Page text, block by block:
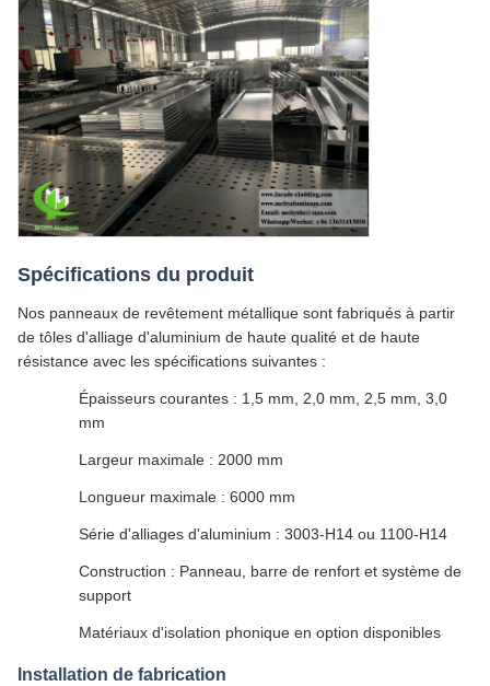
Spécifications du produit
Nos panneaux de revêtement métallique sont fabriqués à partir
de tôles d'alliage d'aluminium de haute qualité et de haute
résistance avec les spécifications suivantes :
Épaisseurs courantes : 1,5 mm, 2,0 mm, 2,5 mm, 3,0
mm
Largeur maximale : 2000 mm
Longueur maximale : 6000 mm
Série d'alliages d'aluminium : 3003-H14 ou 1100-H14
Construction : Panneau, barre de renfort et système de
support
Matériaux d'isolation phonique en option disponibles
Installation de fabrication